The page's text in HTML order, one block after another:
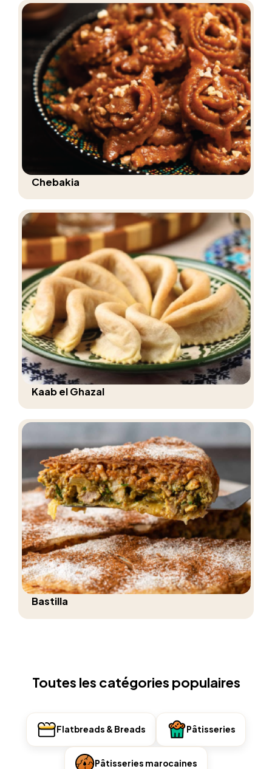
Chebakia
Kaab el Ghazal
Bastilla
Toutes les catégories populaires
Flatbreads & Breads Pâtisseries
Pâtisseries marocaines